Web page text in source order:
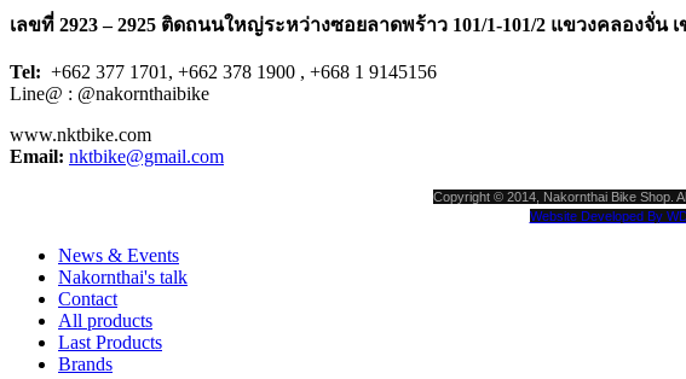
เลขที่ 2923 – 2925 ติดถนนใหญ่ระหว่างซอยลาดพร้าว 101/1-101/2 แขวงคลองจั่น เ
Tel: +662 377 1701, +662 378 1900 , +668 1 9145156
Line@ : @nakornthaibike
www.nktbike.com
Email: nktbike@gmail.com
Copyright © 2014, Nakornthai Bike Shop.
Website Developed By
News & Events
Nakornthai's talk
Contact
All products
Last Products
Brands